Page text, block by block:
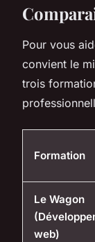
Pour vous
convient le
trois
Formation
Le Wagon
web)